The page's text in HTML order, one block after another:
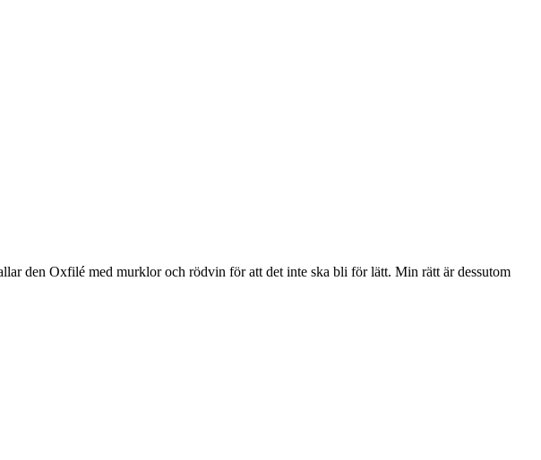
den Oxfilé med murklor och rödvin för att det inte ska bli för lätt. Min rätt är dessutom